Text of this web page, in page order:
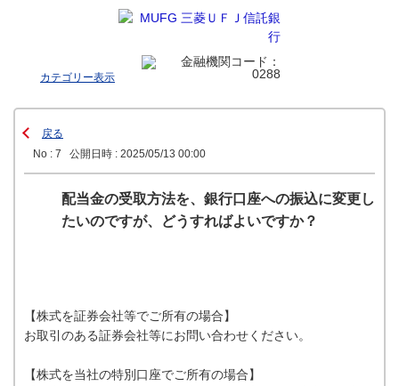
カテゴリー表示
戻る
No : 7
公開日時 : 2025/05/13 00:00
配当金の受取方法を、銀行口座への振込に変更し
たいのですが、どうすればよいですか？
【株式を証券会社等でご所有の場合】
お取引のある証券会社等にお問い合わせください。
【株式を当社の特別口座でご所有の場合】